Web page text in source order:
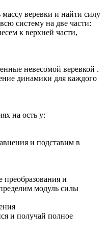
веревки и найти силу
систему на две части:
к верхней части,
невесомой веревкой .
динамики для каждого
на ость у:
и подставим в
преобразования и
модуль силы
и получай полное